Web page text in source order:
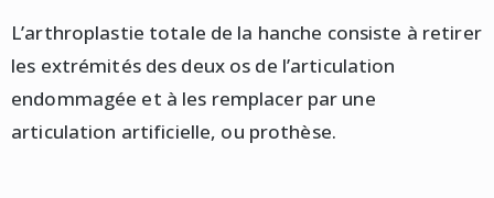
L’arthroplastie totale de la hanche consiste à retirer
les extrémités des deux os de l’articulation
endommagée et à les remplacer par une
articulation artificielle, ou prothèse.